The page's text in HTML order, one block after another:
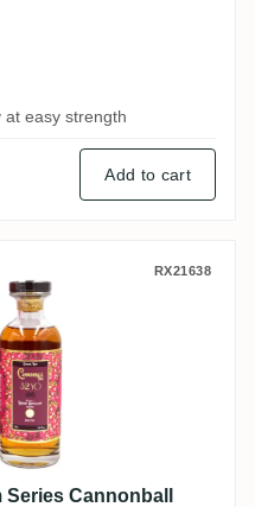
at easy strength
Add to cart
Rum SeriesRX21638
Cannonball